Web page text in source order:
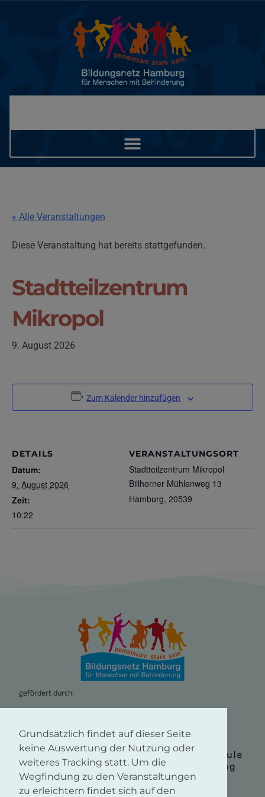
Grundsätzlich findet auf dieser Seite
keine Auswertung der Nutzung oder
weiteres Tracking statt. Um die
Wegfindung zu den Veranstaltungen
zu erleichtern findet sich auf den
« Alle Veranstaltungen
Diese Veranstaltung hat bereits stattgefunden.
Stadtteilzentrum
Mikropol
9. August 2026
Zum Kalender hinzufügen
DETAILS
Datum:
9. August 2026
Zeit:
10:22
VERANSTALTUNGSORT
Stadtteilzentrum Mikropol
Billhorner Mühlenweg 13
Hamburg, 20539
gefördert durch: